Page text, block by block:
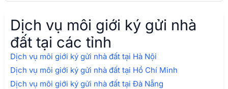
Dịch vụ môi giới ký gửi nhà
đất tại các tỉnh
Dịch vụ môi giới ký gửi nhà đất tại Hà Nội
Dịch vụ môi giới ký gửi nhà đất tại Hồ Chí Minh
Dịch vụ môi giới ký gửi nhà đất tại Đà Nẵng